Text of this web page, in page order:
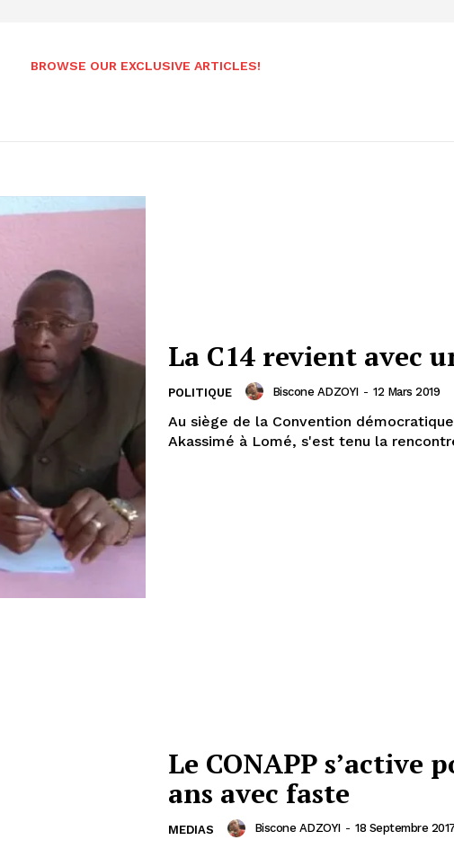
BROWSE OUR EXCLUSIVE ARTICLES!
La C14 revient avec
POLITIQUE Biscone ADZOYI - 12 Mars 2019
Au siège de la Convention
Akassimé à Lomé, s'est
Le CONAPP s’active
ans avec faste
MEDIAS Biscone ADZOYI - 18 Septembre